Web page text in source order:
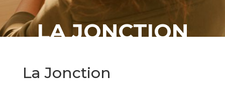
LA JONCTION
La Jonction